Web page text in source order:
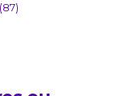
(87)